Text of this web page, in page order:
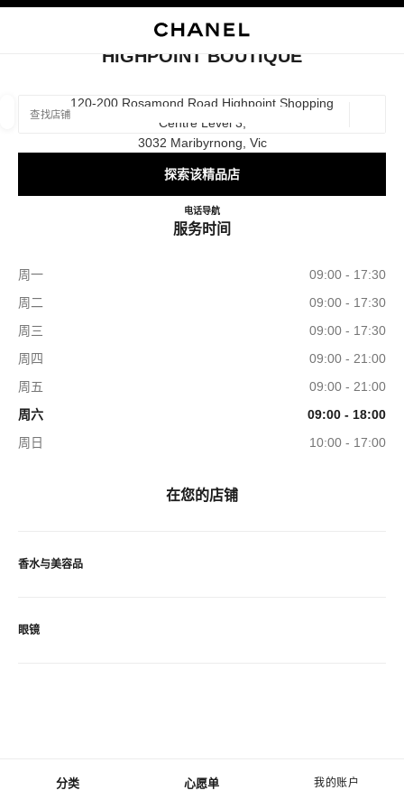
菜单 - 主导航
分类 心愿单 我的账户
相关建议会显示在此搜索栏下方
关闭精品店卡片 HIGHPOINT BOUTIQUE
HIGHPOINT BOUTIQUE
120-200 Rosamond Road Highpoint Shopping
Centre Level 3,
3032 Maribyrnong, Vic
探索该精品店
电话1300 242 635
导航HIGHPOINT BOUTIQUE
服务时间
周一
09:00 - 17:30
周二
09:00 - 17:30
周三
09:00 - 17:30
周四
09:00 - 21:00
周五
09:00 - 21:00
周六
09:00 - 18:00
周日
10:00 - 17:00
在您的店铺
香水与美容品
眼镜
筛选条件
筛选结果依据：